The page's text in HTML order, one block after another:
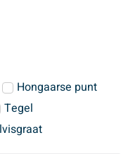
Hongaarse punt
Tegel